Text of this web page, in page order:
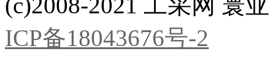
ICP备18043676号-2